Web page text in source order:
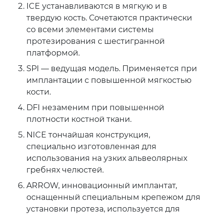
ICE устанавливаются в мягкую и в
твердую кость. Сочетаются практически
со всеми элементами системы
протезирования с шестигранной
платформой.
SPI — ведущая модель. Применяется при
имплантации с повышенной мягкостью
кости.
DFI незаменим при повышенной
плотности костной ткани.
NICE тончайшая конструкция,
специально изготовленная для
использования на узких альвеолярных
гребнях челюстей.
ARROW, инновационный имплантат,
оснащенный специальным крепежом для
установки протеза, используется для